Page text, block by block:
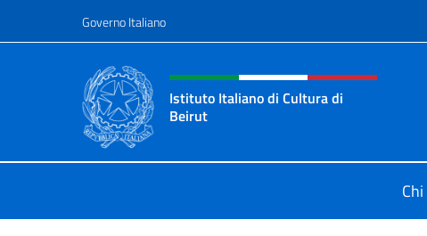
Governo Italiano
Intestazione sito, social e
Istituto Italiano di Cultura di
Beirut